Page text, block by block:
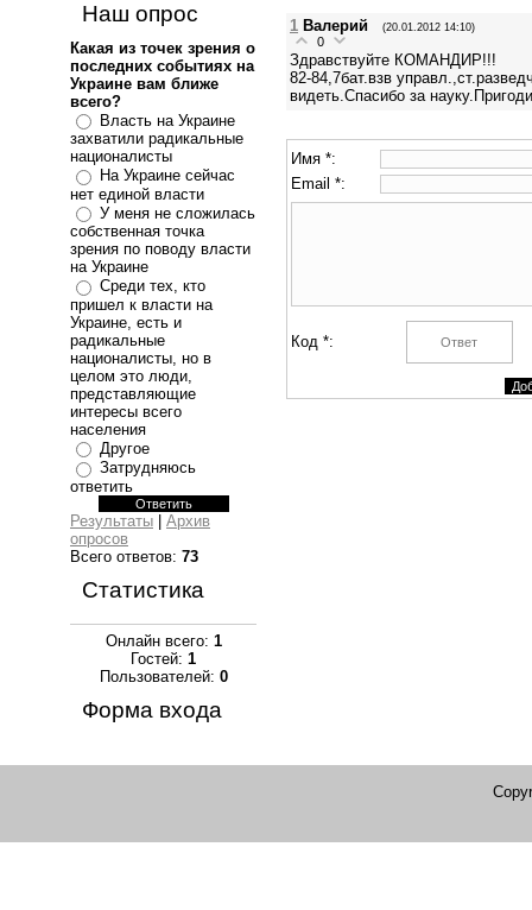
Наш опрос
Какая из точек зрения о
последних событиях на
Украине вам ближе
всего?
Власть на Украине
захватили радикальные
националисты
На Украине сейчас
нет единой власти
У меня не сложилась
собственная точка
зрения по поводу власти
на Украине
Среди тех, кто
пришел к власти на
Украине, есть и
радикальные
националисты, но в
целом это люди,
представляющие
интересы всего
населения
Другое
Затрудняюсь
ответить
Результаты
Архив
опросов
Всего ответов: 73
Статистика
Онлайн всего: 1
Гостей: 1
Пользователей: 0
Форма входа
1 Валерий (20.01.2012 14:10)
0
Здравствуйте КОМАНДИР!!!
82-84,7бат.взв
видеть.Спасибо за
Имя *:
Email *:
Код *: